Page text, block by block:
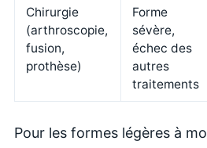
Chirurgie
(arthroscopie,
fusion,
prothèse)
Forme
sévère,
échec des
autres
traitements
Pour les formes légères à